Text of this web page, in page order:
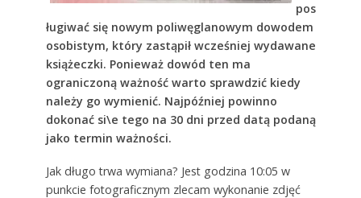
pos
ługiwać się nowym poliwęglanowym dowodem
osobistym, który zastąpił wcześniej wydawane
książeczki. Ponieważ dowód ten ma
ograniczoną ważność warto sprawdzić kiedy
należy go wymienić. Najpóźniej powinno
dokonać si\e tego na 30 dni przed datą podaną
jako termin ważności.
Jak długo trwa wymiana? Jest godzina 10:05 w
punkcie fotograficznym zlecam wykonanie zdjęć